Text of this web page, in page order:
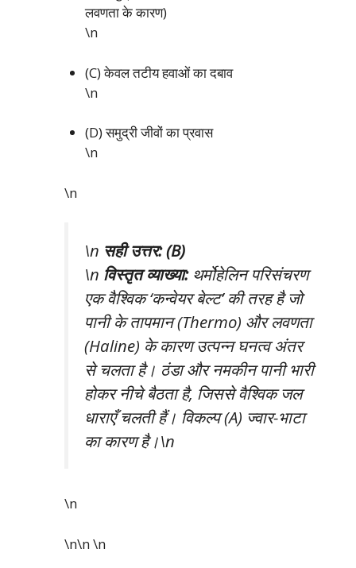
लवणता के कारण)
\n
(C) केवल तटीय हवाओं का दबाव
\n
(D) समुद्री जीवों का प्रवास
\n
\n
\n सही उत्तर: (B)
\n विस्तृत व्याख्या:थर्मोहेलिन परिसंचरण
एक वैश्विक ‘कन्वेयर बेल्ट’ की तरह है जो
पानी के तापमान (Thermo) और लवणता
(Haline) के कारण उत्पन्न घनत्व अंतर
से चलता है। ठंडा और नमकीन पानी भारी
होकर नीचे बैठता है, जिससे वैश्विक जल
धाराएँ चलती हैं। विकल्प (A) ज्वार-भाटा
का कारण है।\n
\n
\n\n\n